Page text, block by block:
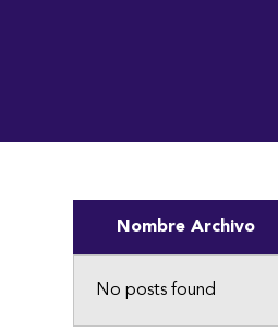
Nombre Archivo
No posts found